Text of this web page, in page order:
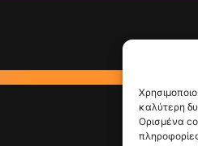
καλύτερη
Ορισμένα